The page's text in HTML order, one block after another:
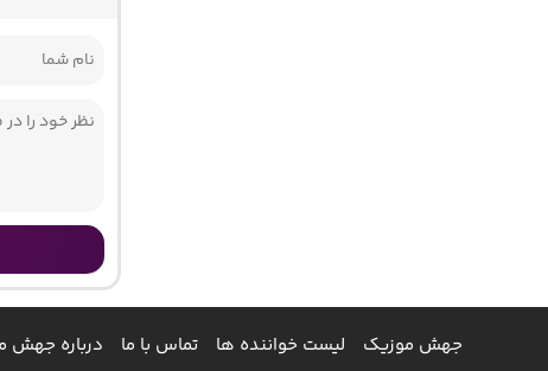
جهش موزیک لیست خواننده ها تماس با ما درباره جهش